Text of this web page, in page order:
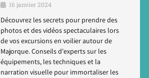
16 janvier 2024
Découvrez les secrets pour prendre des
photos et des vidéos spectaculaires lors
de vos excursions en voilier autour de
Majorque. Conseils d'experts sur les
équipements, les techniques et la
narration visuelle pour immortaliser les